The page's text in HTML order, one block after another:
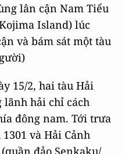
lân cận Nam Tiểu
Island) lúc
và bám sát một tàu
15/2, hai tàu Hải
lãnh hải chỉ cách
đông nam. Tới trưa
và Hải Cảnh
đảo Senkaku/